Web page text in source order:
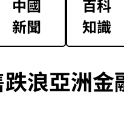
中國
新聞
百科
知識
浪亞洲